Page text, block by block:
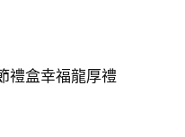
禮盒幸福龍厚禮